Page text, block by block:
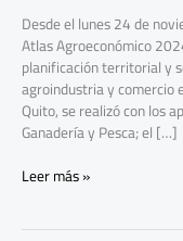
Desde el lunes 24 de
Atlas Agroeconómico
planificación territorial y
agroindustria y comercio
Quito, se realizó con los
Ganadería y Pesca; el […]
Leer más »